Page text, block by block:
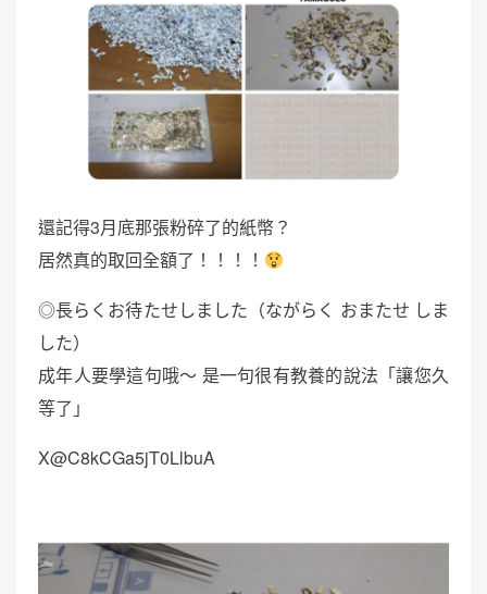
還記得3月底那張粉碎了的紙幣？
居然真的取回全額了！！！！
◎長らくお待たせしました（ながらく おまたせ しま
した）
成年人要學這句哦～ 是一句很有教養的說法「讓您久
等了」
X@C8kCGa5jT0LlbuA